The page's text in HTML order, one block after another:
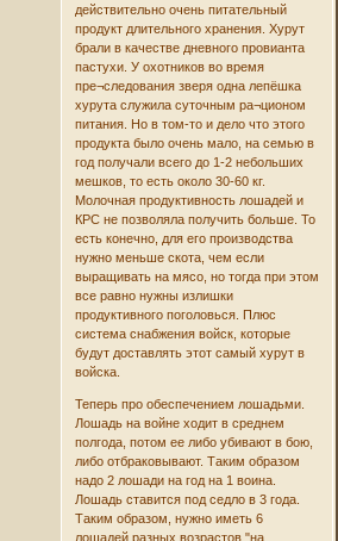
действительно очень питательный
продукт длительного хранения. Хурут
брали в качестве дневного провианта
пастухи. У охотников во время
пре¬следования зверя одна лепёшка
хурута служила суточным ра¬ционом
питания. Но в том-то и дело что этого
продукта было очень мало, на семью в
год получали всего до 1-2 небольших
мешков, то есть около 30-60 кг.
Молочная продуктивность лошадей и
КРС не позволяла получить больше. То
есть конечно, для его производства
нужно меньше скота, чем если
выращивать на мясо, но тогда при этом
все равно нужны излишки
продуктивного поголовься. Плюс
система снабжения войск, которые
будут доставлять этот самый хурут в
войска.
Теперь про обеспечением лошадьми.
Лошадь на войне ходит в среднем
полгода, потом ее либо убивают в бою,
либо отбраковывают. Таким образом
надо 2 лошади на год на 1 воина.
Лошадь ставится под седло в 3 года.
Таким образом, нужно иметь 6
лошадей разных возрастов "на